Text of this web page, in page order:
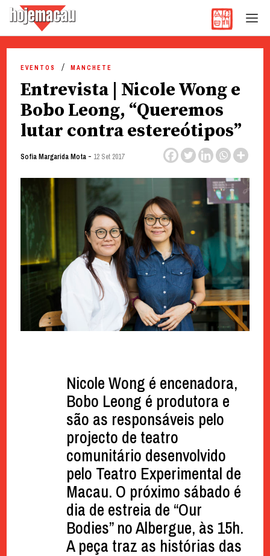
content
EVENTOS MANCHETE
Entrevista | Nicole Wong e
Bobo Leong, “Queremos
lutar contra estereótipos”
Sofia Margarida Mota- 12 Set 2017
Nicole Wong é encenadora,
Bobo Leong é produtora e
são as responsáveis pelo
projecto de teatro
comunitário desenvolvido
pelo Teatro Experimental de
Macau. O próximo sábado é
dia de estreia de “Our
Bodies” no Albergue, às 15h.
A peça traz as histórias das